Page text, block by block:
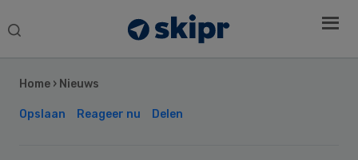
Search
Home › Nieuws
Opslaan Reageer nu Delen
Sidebar